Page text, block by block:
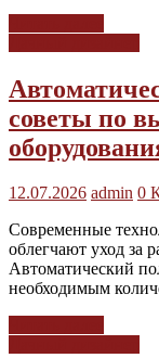
советы по
12.07.2026 admin 0
Современные
облегчают уход за
Автоматический
необходимым